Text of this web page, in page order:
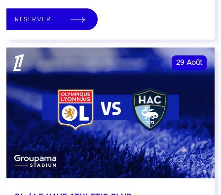
RÉSERVER
29 Août